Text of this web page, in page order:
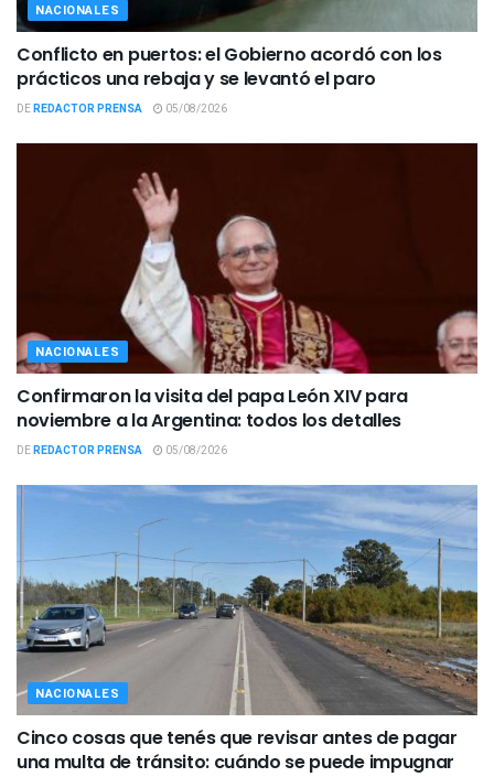
NACIONALES
Conflicto en puertos: el Gobierno acordó con los
prácticos una rebaja y se levantó el paro
DEREDACTOR PRENSA 05/08/2026
NACIONALES
Confirmaron la visita del papa León XIV para
noviembre a la Argentina: todos los detalles
DEREDACTOR PRENSA 05/08/2026
NACIONALES
Cinco cosas que tenés que revisar antes de pagar
una multa de tránsito: cuándo se puede impugnar